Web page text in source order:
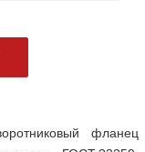
фланец